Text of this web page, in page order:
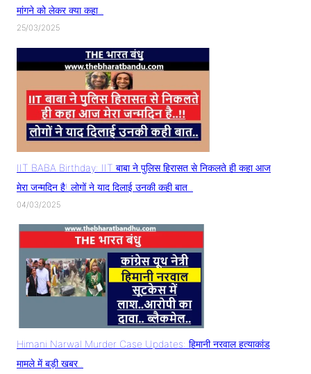
मांगने को लेकर क्या कहा..
25/03/2025
IIT BABA Birthday: IIT बाबा ने पुलिस हिरासत से निकलते ही कहा आज
मेरा जन्मदिन है! लोगों ने याद दिलाई उनकी कही बात..
04/03/2025
Himani Narwal Murder Case Updates: हिमानी नरवाल हत्याकांड
मामले में बड़ी खबर..